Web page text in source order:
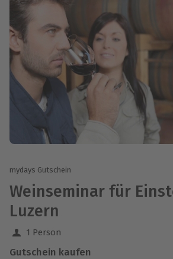
mydays Gutschein
Weinseminar für
Luzern
1 Person
Gutschein kaufen